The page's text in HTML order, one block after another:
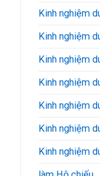
Kinh nghiệm
Kinh nghiệm
Kinh nghiệm
Kinh nghiệm
Kinh nghiệm
Kinh nghiệm
Kinh nghiệm